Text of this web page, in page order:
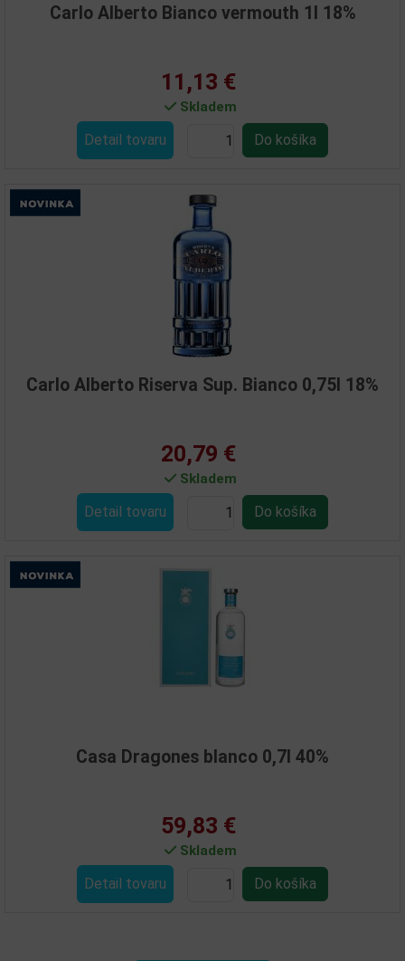
Carlo Alberto Bianco vermouth 1l 18%
11,13 €
Skladem
Detail tovaru
Carlo Alberto Riserva Sup. Bianco 0,75l 18%
20,79 €
Skladem
Detail tovaru
Casa Dragones blanco 0,7l 40%
59,83 €
Skladem
Detail tovaru